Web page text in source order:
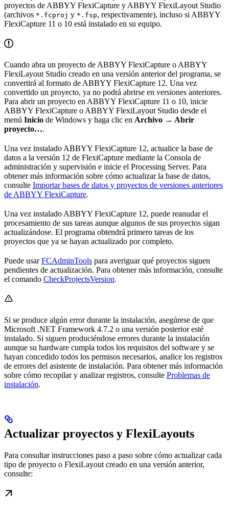
proyectos de ABBYY FlexiCapture y ABBYY FlexiLayout Studio
(archivos *.fcproj y *.fsp, respectivamente), incluso si ABBYY
FlexiCapture 11 o 10 está instalado en su equipo.
Cuando abra un proyecto de ABBYY FlexiCapture o ABBYY
FlexiLayout Studio creado en una versión anterior del programa, se
convertirá al formato de ABBYY FlexiCapture 12. Una vez
convertido un proyecto, ya no podrá abrirse en versiones anteriores.
Para abrir un proyecto en ABBYY FlexiCapture 11 o 10, inicie
ABBYY FlexiCapture o ABBYY FlexiLayout Studio desde el
menú Inicio de Windows y haga clic en Archivo → Abrir
proyecto….
Una vez instalado ABBYY FlexiCapture 12, actualice la base de
datos a la versión 12 de FlexiCapture mediante la Consola de
administración y supervisión e inicie el Processing Server. Para
obtener más información sobre cómo actualizar la base de datos,
consulte Importar bases de datos y proyectos de versiones anteriores
de ABBYY FlexiCapture.
Una vez instalado ABBYY FlexiCapture 12, puede reanudar el
procesamiento de sus tareas aunque algunos de sus proyectos sigan
actualizándose. El programa obtendrá primero tareas de los
proyectos que ya se hayan actualizado por completo.
Puede usarFCAdminTools para averiguar qué proyectos siguen
pendientes de actualización. Para obtener más información, consulte
el comando CheckProjectsVersion.
Si se produce algún error durante la instalación, asegúrese de que
Microsoft .NET Framework 4.7.2 o una versión posterior esté
instalado. Si siguen produciéndose errores durante la instalación
aunque su hardware cumpla todos los requisitos del software y se
hayan concedido todos los permisos necesarios, analice los registros
de errores del asistente de instalación. Para obtener más información
sobre cómo recopilar y analizar registros, consulte Problemas de
instalación.
Actualizar proyectos y FlexiLayouts
Para consultar instrucciones paso a paso sobre cómo actualizar cada
tipo de proyecto o FlexiLayout creado en una versión anterior,
consulte: